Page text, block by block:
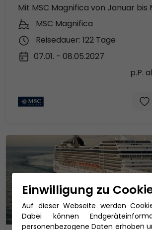
Mit MSC Magnifica von Januar bis
MSC Magnifica
Reisedauer: 122 Tage
07.01. - 08.05.2027
p.P.
Einwilligung zu
Auf dieser Webseite werden
Dabei können
personenbezogene Daten erhoben